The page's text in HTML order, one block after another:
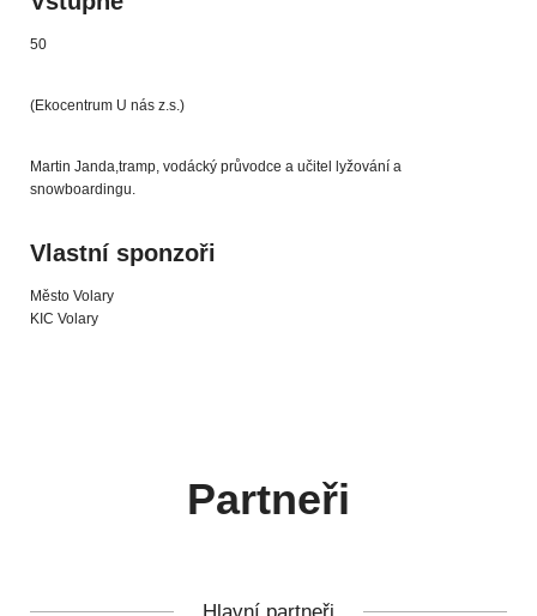
50
(Ekocentrum U nás z.s.)
Martin Janda,tramp, vodácký průvodce a učitel lyžování a
snowboardingu.
Vlastní sponzoři
Město Volary
KIC Volary
Partneři